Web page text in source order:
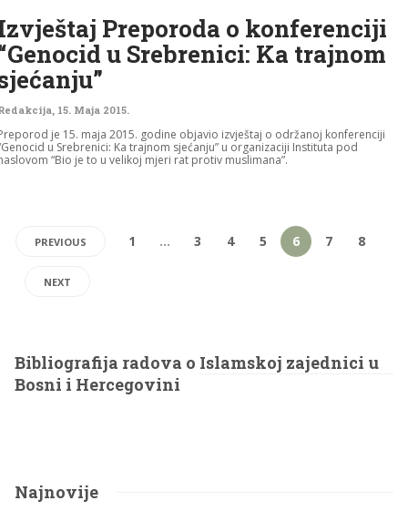
Preporoda o konferenciji
u Srebrenici: Ka trajnom
15. Maja 2015.
je 15. maja 2015. godine objavio izvještaj o održanoj konferenciji
u Srebrenici: Ka trajnom sjećanju” u organizaciji Instituta pod
“Bio je to u velikoj mjeri rat protiv muslimana”.
PREVIOUS 1 … 3 4 5 6 7 8
NEXT
Bibliografija radova o Islamskoj zajednici u
Bosni i Hercegovini
Najnovije